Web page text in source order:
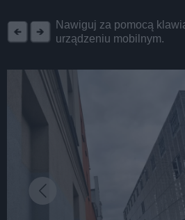
Nawiguj za pomocą
urządzeniu mobilnym.